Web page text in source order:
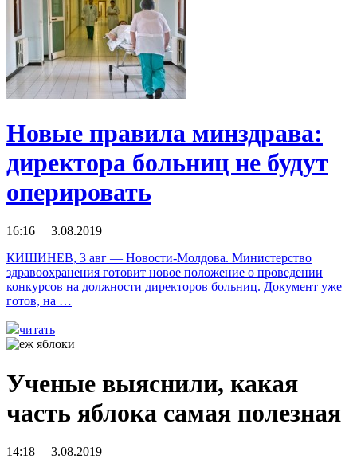
Новые правила минздрава:
директора больниц не будут
оперировать
16:16 3.08.2019
КИШИНЕВ, 3 авг — Новости-Молдова. Министерство
здравоохранения готовит новое положение о проведении
конкурсов на должности директоров больниц. Документ уже
готов, на …
читать
Ученые выяснили, какая
часть яблока самая полезная
14:18 3.08.2019